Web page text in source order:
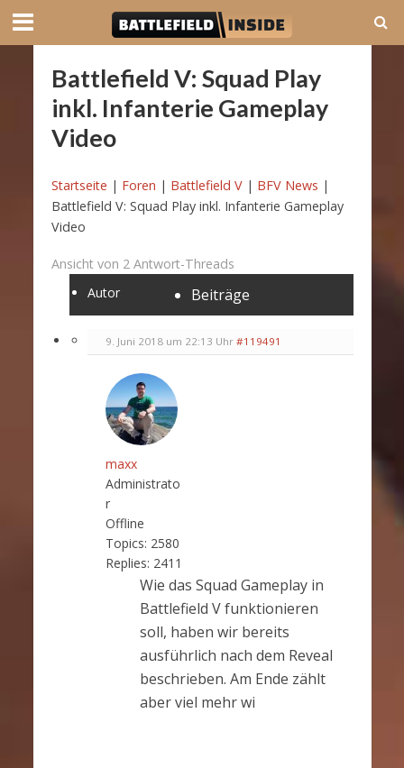
Battlefield V: Squad Play
inkl. Infanterie Gameplay
Video
Startseite | Foren | Battlefield V | BFV News |
Battlefield V: Squad Play inkl. Infanterie Gameplay
Video
Ansicht von 2 Antwort-Threads
Autor
Beiträge
9. Juni 2018 um 22:13 Uhr #119491
maxx
Administrato
r
Offline
Topics: 2580
Replies: 2411
Wie das Squad Gameplay in
Battlefield V funktionieren
soll, haben wir bereits
ausführlich nach dem Reveal
beschrieben. Am Ende zählt
aber viel mehr wi